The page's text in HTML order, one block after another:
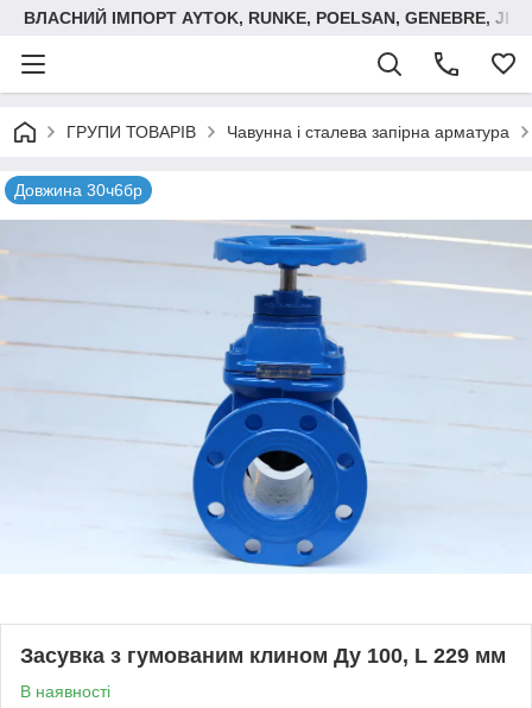
ВЛАСНИЙ ІМПОРТ AYTOK, RUNKE, POELSAN, GENEBRE,
ГРУПИ ТОВАРІВ Чавунна і сталева запірна арматура
Довжина 30ч6бр
Засувка з гумованим клином Ду 100, L 229 мм
В наявності